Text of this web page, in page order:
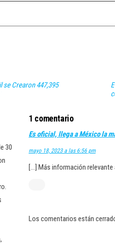
se Crearon 447,395
30
1 comentario
Es oficial, llega a México la
mayo 18, 2023 a las 6:56 pm
[…] Más información relevante
Los comentarios están